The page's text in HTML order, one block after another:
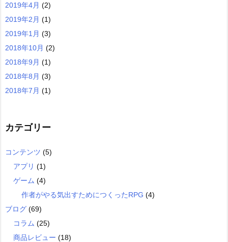
2019年4月 (2)
2019年2月 (1)
2019年1月 (3)
2018年10月 (2)
2018年9月 (1)
2018年8月 (3)
2018年7月 (1)
カテゴリー
コンテンツ (5)
アプリ (1)
ゲーム (4)
作者がやる気出すためにつくったRPG (4)
ブログ (69)
コラム (25)
商品レビュー (18)